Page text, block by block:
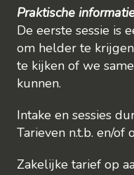
Praktische
De eerste sessie is
om helder te
te kijken of we
kunnen.
Intake en sessies
Tarieven n.t.b. en/of
Zakelijke tarief op